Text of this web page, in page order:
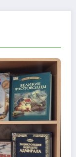
КНИЖНЫЕ ВЫСТАВКИ